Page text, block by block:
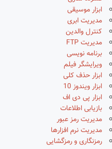
ابزار موسیقی
مدیریت ابری
کنترل والدین
مدیریت FTP
برنامه نویسی
ویرایشگر فیلم
ابزار حذف کلی
ابزار ویندوز 10
ابزار پی دی اف
بازیابی اطلاعات
مدیریت رمز عبور
مدیریت نرم افزارها
رمزنگاری و رمزگشایی